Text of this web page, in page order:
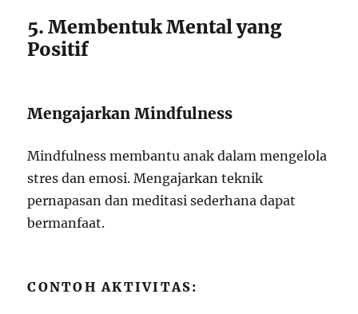
5. Membentuk Mental yang
Positif
Mengajarkan Mindfulness
Mindfulness membantu anak dalam mengelola
stres dan emosi. Mengajarkan teknik
pernapasan dan meditasi sederhana dapat
bermanfaat.
CONTOH AKTIVITAS: